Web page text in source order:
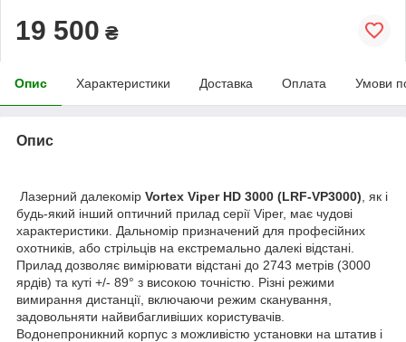
19 500 ₴
Опис Характеристики Доставка Оплата Умови
Опис
Лазерний далекомір Vortex Viper HD 3000 (LRF-VP3000) , як і
будь-який інший оптичний прилад серії Viper, має чудові
характеристики. Дальномір призначений для професійних
охотників, або стрільців на екстремально далекі відстані.
Прилад дозволяє вимірювати відстані до 2743 метрів (3000
ярдів) та куті +/- 89° з високою точністю. Різні режими
вимирання дистанції, включаючи режим сканування,
задовольняти найвибагливіших користувачів.
Водонепроникний корпус з можливістю установки на штатив і